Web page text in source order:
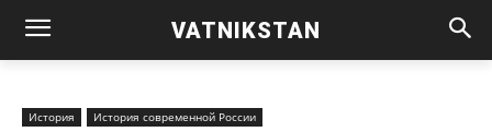
VATNIKSTAN
История История современной России